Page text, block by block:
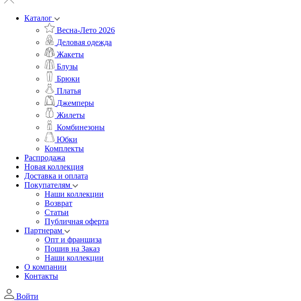
Каталог
Весна-Лето 2026
Деловая одежда
Жакеты
Блузы
Брюки
Платья
Джемперы
Жилеты
Комбинезоны
Юбки
Комплекты
Распродажа
Новая коллекция
Доставка и оплата
Покупателям
Наши коллекции
Возврат
Статьи
Публичная оферта
Партнерам
Опт и франшиза
Пошив на Заказ
Наши коллекции
О компании
Контакты
Войти